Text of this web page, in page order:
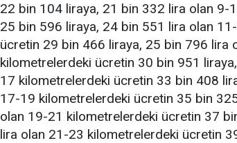
22 bin 104 liraya, 21 bin 332 lira olan 9-
25 bin 596 liraya, 24 bin 551 lira olan
ücretin 29 bin 466 liraya, 25 bin 796 lira
kilometrelerdeki ücretin 30 bin 951
17 kilometrelerdeki ücretin 33 bin 408
17-19 kilometrelerdeki ücretin 35 bin
olan 19-21 kilometrelerdeki ücretin 37
lira olan 21-23 kilometrelerdeki ücretin